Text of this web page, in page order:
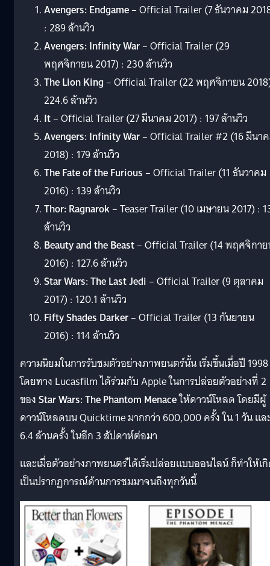
Avengers: Endgame– Official Trailer (7 ธันวาคม
: 289 ล้านวิว
Avengers: Infinity War– Official Trailer (29
พฤศจิกายน 2017) : 230 ล้านวิว
The Lion King – Official Trailer (22 พฤศจิกายน
224.6 ล้านวิว
It– Official Trailer (27 มีนาคม 2017) : 197 ล้านวิว
Avengers: Infinity War– Official Trailer #2 (16 มีนา
2018) : 179 ล้านวิว
The Fate of the Furious – Official Trailer (11 ธันวาคม
2016) : 139 ล้านวิว
Thor: Ragnarok– Teaser Trailer (10 เมษายน 2017) :
ล้านวิว
Beauty and the Beast– Official Trailer (14 พฤศจิกา
2016) : 127.6 ล้านวิว
Star Wars: The Last Jedi – Official Trailer (9 ตุลาคม
2017) : 120.1 ล้านวิว
Fifty Shades Darker– Official Trailer (13 กันยายน
2016) : 114 ล้านวิว
ความนิยมในการรับชมตัวอย่างภาพยนตร์นั้น เริ่มขึ้นเมื่อปี 1998
โดยทาง Lucasfilm ได้ร่วมกับ Apple ในการปล่อยตัวอย่างที่ 2
ของStar Wars: The Phantom Menaceให้ดาวน์โหลด โดยมีผู้
ดาวน์โหลดบน Quicktime มากกว่า 600,000 ครั้ง ใน 1 วัน แล
6.4 ล้านครั้ง ในอีก 3 สัปดาห์ต่อมา
และเมื่อตัวอย่างภาพยนตร์ได้เริ่มปล่อยแบบออนไลน์ ก็ทำให้เ
เป็นปรากฏการณ์ด้านการชมมาจนถึงทุกวันนี้